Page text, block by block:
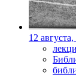
12 августа,